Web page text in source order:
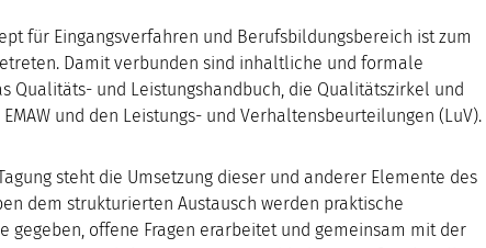
für Eingangsverfahren und Berufsbildungsbereich ist zum
Damit verbunden sind inhaltliche und formale
Qualitäts- und Leistungshandbuch, die Qualitätszirkel und
und den Leistungs- und Verhaltensbeurteilungen (LuV).
steht die Umsetzung dieser und anderer Elemente des
dem strukturierten Austausch werden praktische
gegeben, offene Fragen erarbeitet und gemeinsam mit der